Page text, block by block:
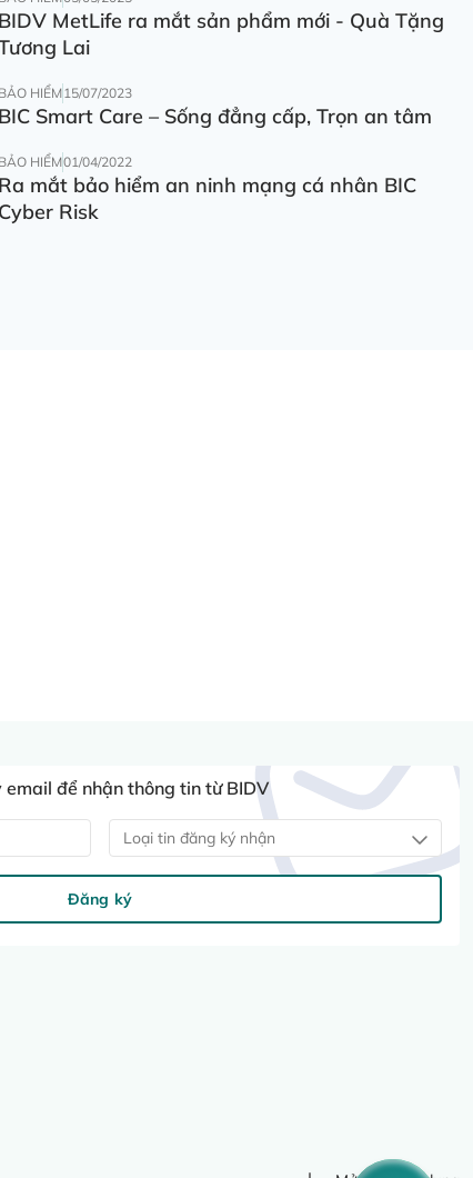
BIDV MetLife ra mắt sản phẩm mới - Quà Tặng
Lai
BẢO HIỂM15/07/2023
BIC Smart Care – Sống đẳng cấp, Trọn an tâm
BẢO HIỂM01/04/2022
Ra mắt bảo hiểm an ninh mạng cá nhân BIC
Cyber Risk
để nhận thông tin từ BIDV
Loại tin đăng ký nhận
Đăng ký